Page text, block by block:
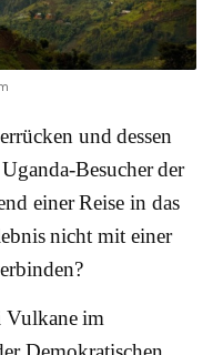
und dessen
Besucher der
einer Reise in das
nicht mit einer
Vulkane im